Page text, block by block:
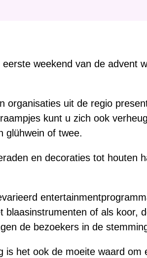
weekend van de advent
organisaties uit de regio
kunt u zich ook
glühwein of twee.
en decoraties tot houten
blaasinstrumenten of als koor,
de bezoekers in de
is het ook de moeite waard